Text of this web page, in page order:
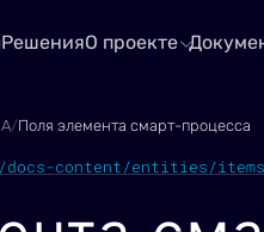
РешенияО проекте
/Поля элемента смарт-процесса
/docs-content/entities/